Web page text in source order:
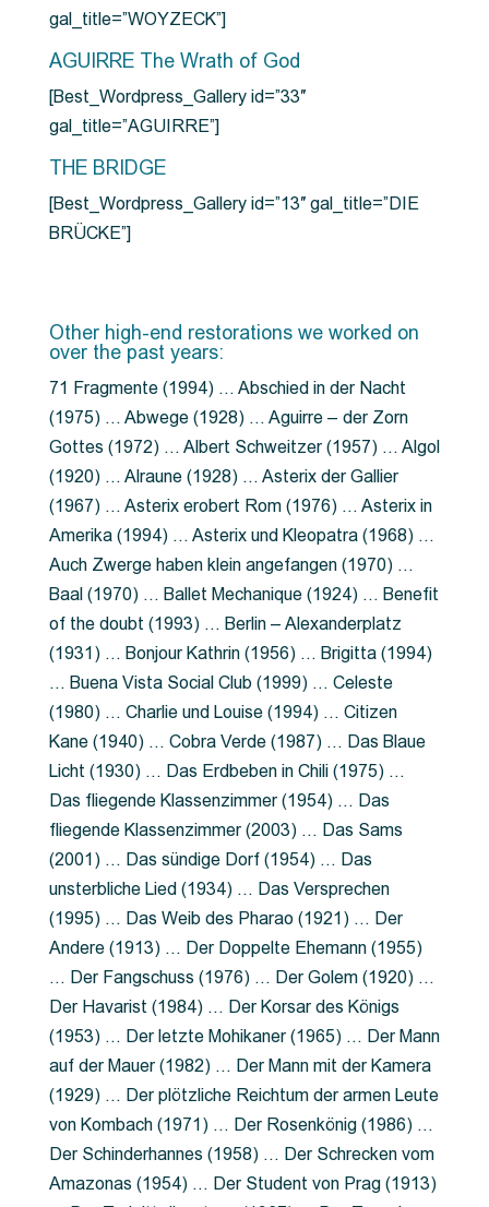
gal_title=”WOYZECK”]
AGUIRRE The Wrath of God
[Best_Wordpress_Gallery id=”33″
gal_title=”AGUIRRE”]
THE BRIDGE
[Best_Wordpress_Gallery id=”13″ gal_title=”DIE
BRÜCKE”]
Other high-end restorations we worked on
over the past years:
71 Fragmente (1994) … Abschied in der Nacht
(1975) … Abwege (1928) … Aguirre – der Zorn
Gottes (1972) … Albert Schweitzer (1957) … Algol
(1920) … Alraune (1928) … Asterix der Gallier
(1967) … Asterix erobert Rom (1976) … Asterix in
Amerika (1994) … Asterix und Kleopatra (1968) …
Auch Zwerge haben klein angefangen (1970) …
Baal (1970) … Ballet Mechanique (1924) … Benefit
of the doubt (1993) … Berlin – Alexanderplatz
(1931) … Bonjour Kathrin (1956) … Brigitta (1994)
… Buena Vista Social Club (1999) … Celeste
(1980) … Charlie und Louise (1994) … Citizen
Kane (1940) … Cobra Verde (1987) … Das Blaue
Licht (1930) … Das Erdbeben in Chili (1975) …
Das fliegende Klassenzimmer (1954) … Das
fliegende Klassenzimmer (2003) … Das Sams
(2001) … Das sündige Dorf (1954) … Das
unsterbliche Lied (1934) … Das Versprechen
(1995) … Das Weib des Pharao (1921) … Der
Andere (1913) … Der Doppelte Ehemann (1955)
… Der Fangschuss (1976) … Der Golem (1920) …
Der Havarist (1984) … Der Korsar des Königs
(1953) … Der letzte Mohikaner (1965) … Der Mann
auf der Mauer (1982) … Der Mann mit der Kamera
(1929) … Der plötzliche Reichtum der armen Leute
von Kombach (1971) … Der Rosenkönig (1986) …
Der Schinderhannes (1958) … Der Schrecken vom
Amazonas (1954) … Der Student von Prag (1913)